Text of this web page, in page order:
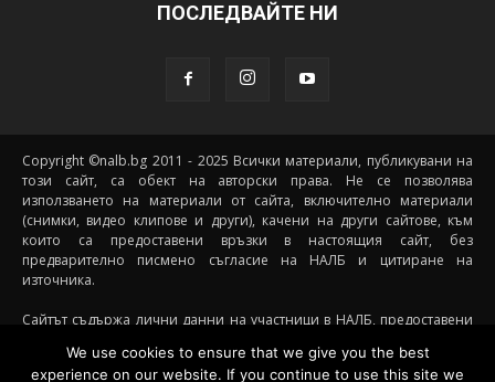
ПОСЛЕДВАЙТЕ НИ
Copyright ©nalb.bg 2011 - 2025 Всички материали, публикувани на
този сайт, са обект на авторски права. Не се позволява
използването на материали от сайта, включително материали
(снимки, видео клипове и други), качени на други сайтове, към
които са предоставени връзки в настоящия сайт, без
предварително писмено съгласие на НАЛБ и цитиране на
източника.
Сайтът съдържа лични данни на участници в НАЛБ, предоставени
случай че става дума за непълнолетни участници) посредством
We use cookies to ensure that we give you the best
experience on our website. If you continue to use this site we